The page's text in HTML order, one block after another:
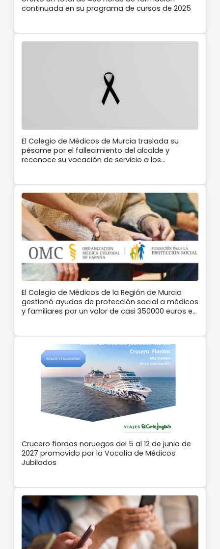
continuada en su programa de cursos de 2025
El Colegio de Médicos de Murcia traslada su
pésame por el fallecimiento del alcalde y
reconoce su vocación de servicio a los
El Colegio de Médicos de la Región de Murcia
gestionó ayudas de protección social a médicos
y familiares por un valor de casi 350000 euros en
Crucero fiordos noruegos del 5 al 12 de junio de
2027 promovido por la Vocalía de Médicos
Jubilados